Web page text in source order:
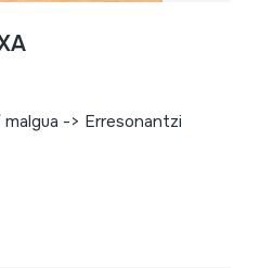
-> Erresonantzi